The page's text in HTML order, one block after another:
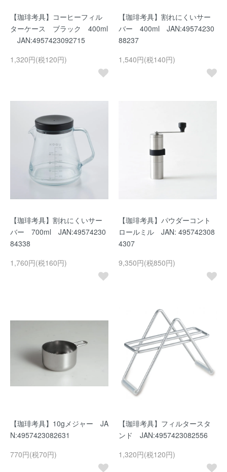
【珈琲考具】コーヒーフィル
ターケース ブラック 400ml
JAN:4957423092715
1,320円(税120円)
【珈琲考具】割れにくいサー
バー 400ml JAN:49574230
88237
1,540円(税140円)
【珈琲考具】割れにくいサー
バー 700ml JAN:49574230
84338
1,760円(税160円)
【珈琲考具】パウダーコント
ロールミル JAN: 495742308
4307
9,350円(税850円)
【珈琲考具】10gメジャー JA
N:4957423082631
770円(税70円)
【珈琲考具】フィルタースタ
ンド JAN:4957423082556
1,320円(税120円)